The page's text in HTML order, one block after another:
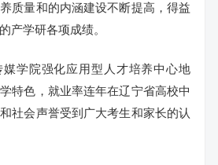
质量和的内涵建设不断提高，得益
产学研各项成绩。
学院强化应用型人才培养中心地
特色，就业率连年在辽宁省高校中
社会声誉受到广大考生和家长的认